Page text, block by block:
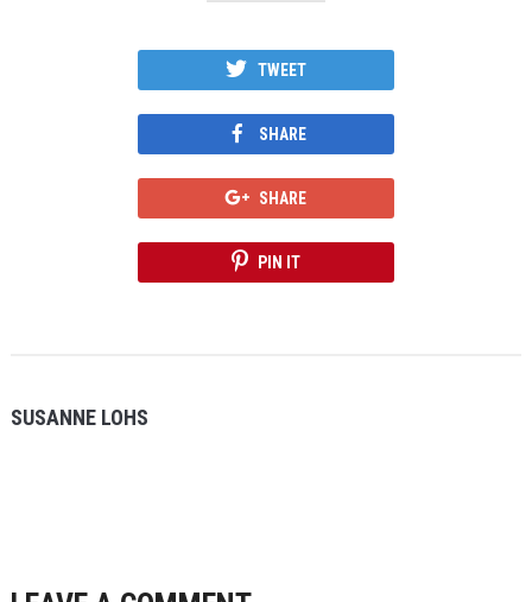
TWEET
SHARE
SHARE
PIN IT
SUSANNE LOHS